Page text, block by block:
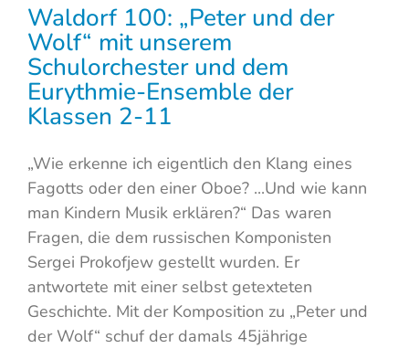
Waldorf 100: „Peter und der
Wolf“ mit unserem
Schulorchester und dem
Eurythmie-Ensemble der
Klassen 2-11
„Wie erkenne ich eigentlich den Klang eines
Fagotts oder den einer Oboe? ...Und wie kann
man Kindern Musik erklären?“ Das waren
Fragen, die dem russischen Komponisten
Sergei Prokofjew gestellt wurden. Er
antwortete mit einer selbst getexteten
Geschichte. Mit der Komposition zu „Peter und
der Wolf“ schuf der damals 45jährige